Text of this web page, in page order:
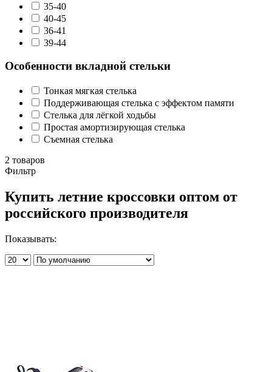
35-40
40-45
36-41
39-44
Особенности вкладной стельки
Тонкая мягкая стелька
Поддерживающая стелька с эффектом памяти
Стелька для лёгкой ходьбы
Простая амортизирующая стелька
Съемная стелька
2 товаров
Фильтр
Купить летние кроссовки оптом от
российского производителя
Показывать: